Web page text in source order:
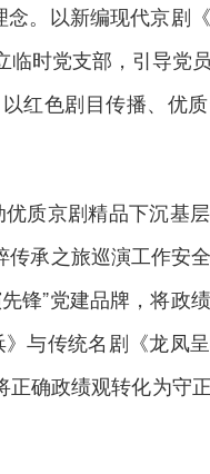
。以新编现代京剧
时党支部，引导党员
红色剧目传播、优
质京剧精品下沉基
承之旅巡演工作安全
锋”党建品牌，将政
与传统名剧《龙凤
确政绩观转化为守正